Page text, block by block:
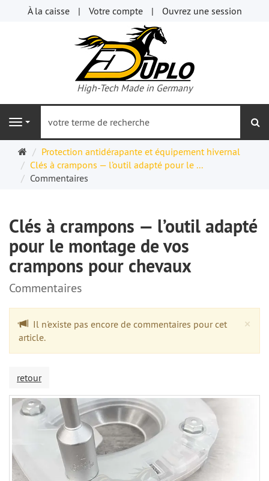
À la caisse Votre compte Ouvrez une session
High-Tech Made in Germany
Navigation
Page
d'accueil
Protection antidérapante et équipement hivernal
Clés à crampons — l’outil adapté pour le ...
Commentaires
Clés à crampons — l’outil adapté
pour le montage de vos
crampons pour chevaux
Commentaires
×
Il n'existe pas encore de commentaires pour cet
article.
retour